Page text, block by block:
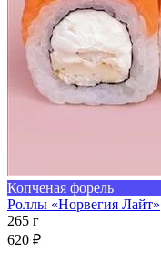
Копченая форель
Роллы «Норвегия Лайт»
265 г
620 ₽